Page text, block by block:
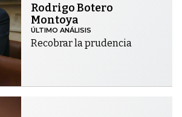
Rodrigo Botero
Montoya
ÚLTIMO ANÁLISIS
Recobrar la prudencia